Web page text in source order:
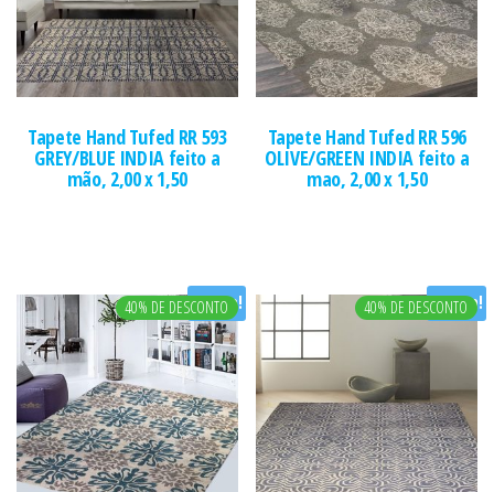
Tapete Hand Tufed RR 593
GREY/BLUE INDIA feito a
mão, 2,00 x 1,50
Tapete Hand Tufed RR 596
OLIVE/GREEN INDIA feito a
mao, 2,00 x 1,50
Oferta!
40% DE DESCONTO Oferta!
40% DE DESCONTO